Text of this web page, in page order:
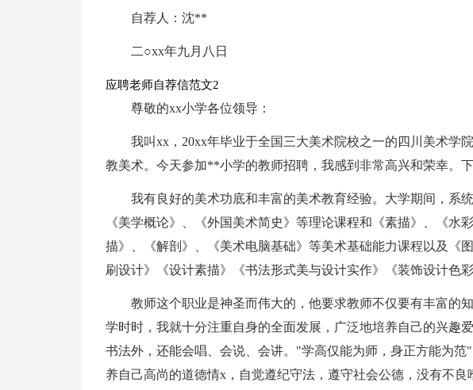
自荐人：沈**
二○xx年九月八日
应聘老师自荐信范文2
尊敬的xx小学各位领导：
我叫xx，20xx年毕业于全国三大美术院校之一的四川美术学
教美术。今天参加**小学的教师招聘，我感到非常高兴和荣幸。
我有良好的美术功底和丰富的美术教育经验。大学期间，系
《美学概论》、《外国美术简史》等理论课程和《素描》、《水
描》、《解剖》、《美术电脑基础》等美术基础能力课程以及《
刷设计》《设计素描》《书法形式美与设计实作》《装饰设计色彩
教师这个职业是神圣而伟大的，他要求教师不仅要有丰富的
学时时，我就十分注重自身的全面发展，广泛地培养自己的兴趣
书法外，还能会唱、会说、会讲。"学高仅能为师，身正方能为
养自己高尚的道德情x，自觉遵纪守法，遵守社会公德，没有不